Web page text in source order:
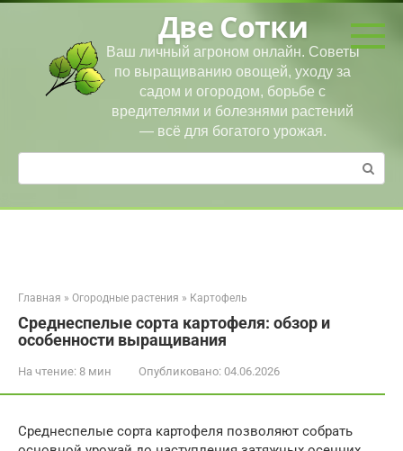
Перейти
Две Сотки
Ваш личный агроном онлайн. Советы
по выращиванию овощей, уходу за
садом и огородом, борьбе с
вредителями и болезнями растений
— всё для богатого урожая.
Поиск:
Главная » Огородные растения » Картофель
Среднеспелые сорта картофеля: обзор и
особенности выращивания
На чтение: 8 мин Опубликовано: 04.06.2026
Среднеспелые сорта картофеля позволяют собрать